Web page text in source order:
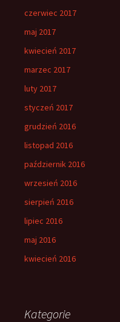
czerwiec 2017
maj 2017
kwiecień 2017
marzec 2017
luty 2017
styczeń 2017
grudzień 2016
listopad 2016
październik 2016
wrzesień 2016
sierpień 2016
lipiec 2016
maj 2016
kwiecień 2016
Kategorie